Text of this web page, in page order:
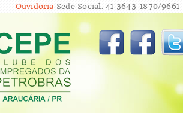
Ouvidoria Sede Social: 41 3643-1870/